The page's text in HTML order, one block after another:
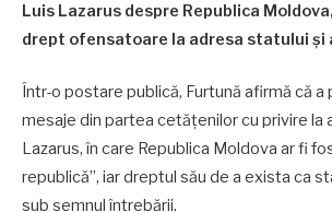
Luis Lazarus despre Republica
drept ofensatoare la adresa statului și
Într-o postare publică, Furtună afirmă că
mesaje din partea cetățenilor cu privire la
Lazarus, în care Republica Moldova ar fi
republică”, iar dreptul său de a exista ca
sub semnul întrebării.